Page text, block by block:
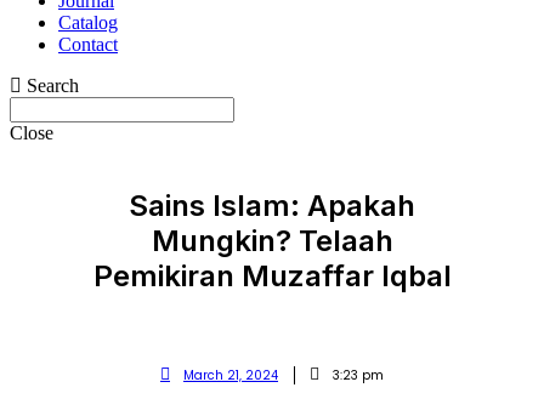
Catalog
Contact
Search
Close
Sains Islam: Apakah
Mungkin? Telaah
Pemikiran Muzaffar Iqbal
March 21, 2024 3:23 pm